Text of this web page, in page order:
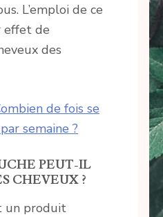
L’emploi de ce
effet de
des
de fois se
semaine ?
PEUT-IL
CHEVEUX ?
un produit